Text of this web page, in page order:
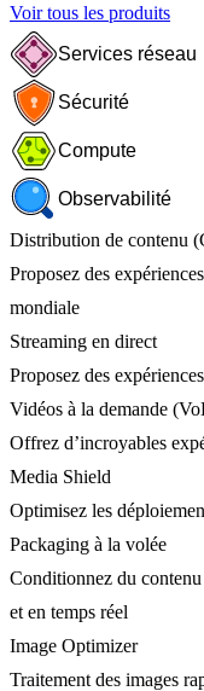
Voir tous les produits
Services réseau
Sécurité
Compute
Observabilité
Distribution de contenu
Proposez des
mondiale
Streaming en direct
Proposez des
Vidéos à la demande
Offrez d’incroyables
Media Shield
Optimisez les
Packaging à la volée
Conditionnez du
et en temps réel
Image Optimizer
Traitement des images